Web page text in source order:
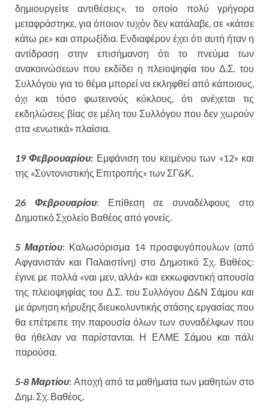
δημιουργείτε αντιθέσεις», το οποίο πολύ γρήγορα
μεταφράστηκε, για όποιον τυχόν δεν κατάλαβε, σε «κάτσε
κάτω ρε» και σπρωξίδια. Ενδιαφέρον έχει ότι αυτή ήταν η
αντίδραση στην επισήμανση ότι το πνεύμα των
ανακοινώσεων που εκδίδει η πλειοψηφία του Δ.Σ. του
Συλλόγου για το θέμα μπορεί να εκληφθεί από κάποιους,
όχι και τόσο φωτεινούς κύκλους, ότι ανέχεται τις
εκδηλώσεις βίας σε μέλη του Συλλόγου που δεν χωρούν
στα «ενωτικά» πλαίσια.
19 Φεβρουαρίου: Εμφάνιση του κειμένου των «12» και
της «Συντονιστικής Επιτροπής» των ΣΓ&Κ.
26 Φεβρουαρίου: Επίθεση σε συναδέλφους στο
Δημοτικό Σχολείο Βαθέος από γονείς.
5 Μαρτίου: Καλωσόρισμα 14 προσφυγόπουλων (από
Αφγανιστάν και Παλαιστίνη) στο Δημοτικό Σχ. Βαθέος:
έγινε με πολλά «ναι μεν, αλλά» και εκκωφαντική απουσία
της πλειοψηφίας του Δ.Σ. του Συλλόγου Δ&Ν Σάμου και
με άρνηση κήρυξης διευκολυντικής στάσης εργασίας που
θα επέτρεπε την παρουσία όλων των συναδέλφων που
θα ήθελαν να παρίστανται. Η ΕΛΜΕ Σάμου και πάλι
παρούσα.
5-8 Μαρτίου: Αποχή από τα μαθήματα των μαθητών στο
Δημ. Σχ. Βαθέος.